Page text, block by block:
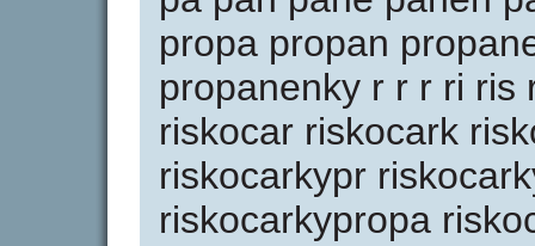
propa propan
propanenky r r r ri ris
riskocar riskocark
riskocarkypr
riskocarkypropa